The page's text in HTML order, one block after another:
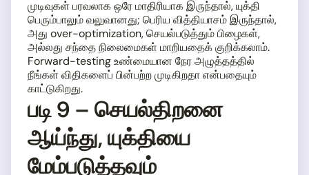
முடிவுகள் பரவலாக ஒரே மாதிரியாக இருந்தால், யுக்தி
பெரும்பாலும் வலுவானது; பெரிய வித்தியாசம் இருந்தால்,
அது over-optimization, செயல்படுத்தும் பிழைகள்,
அல்லது சந்தை நிலைமைகள் மாறியதைக் குறிக்கலாம்.
Forward-testing உண்மையான நேர அழுத்தத்தில்
நீங்கள் விதிகளைப் பின்பற்ற முடிகிறதா என்பதையும்
காட்டுகிறது.
படி 9 – செயல்திறனை
ஆய்ந்து, யுக்தியை
மேம்படுத்தவும்